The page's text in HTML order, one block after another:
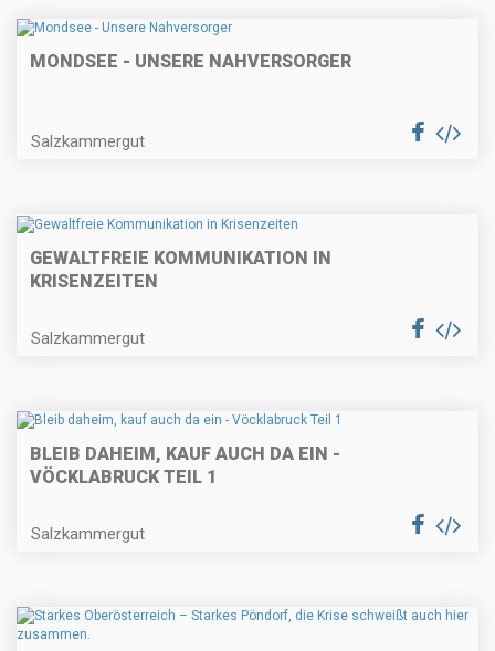
MONDSEE - UNSERE NAHVERSORGER
Salzkammergut
GEWALTFREIE KOMMUNIKATION IN
KRISENZEITEN
Salzkammergut
BLEIB DAHEIM, KAUF AUCH DA EIN -
VÖCKLABRUCK TEIL 1
Salzkammergut